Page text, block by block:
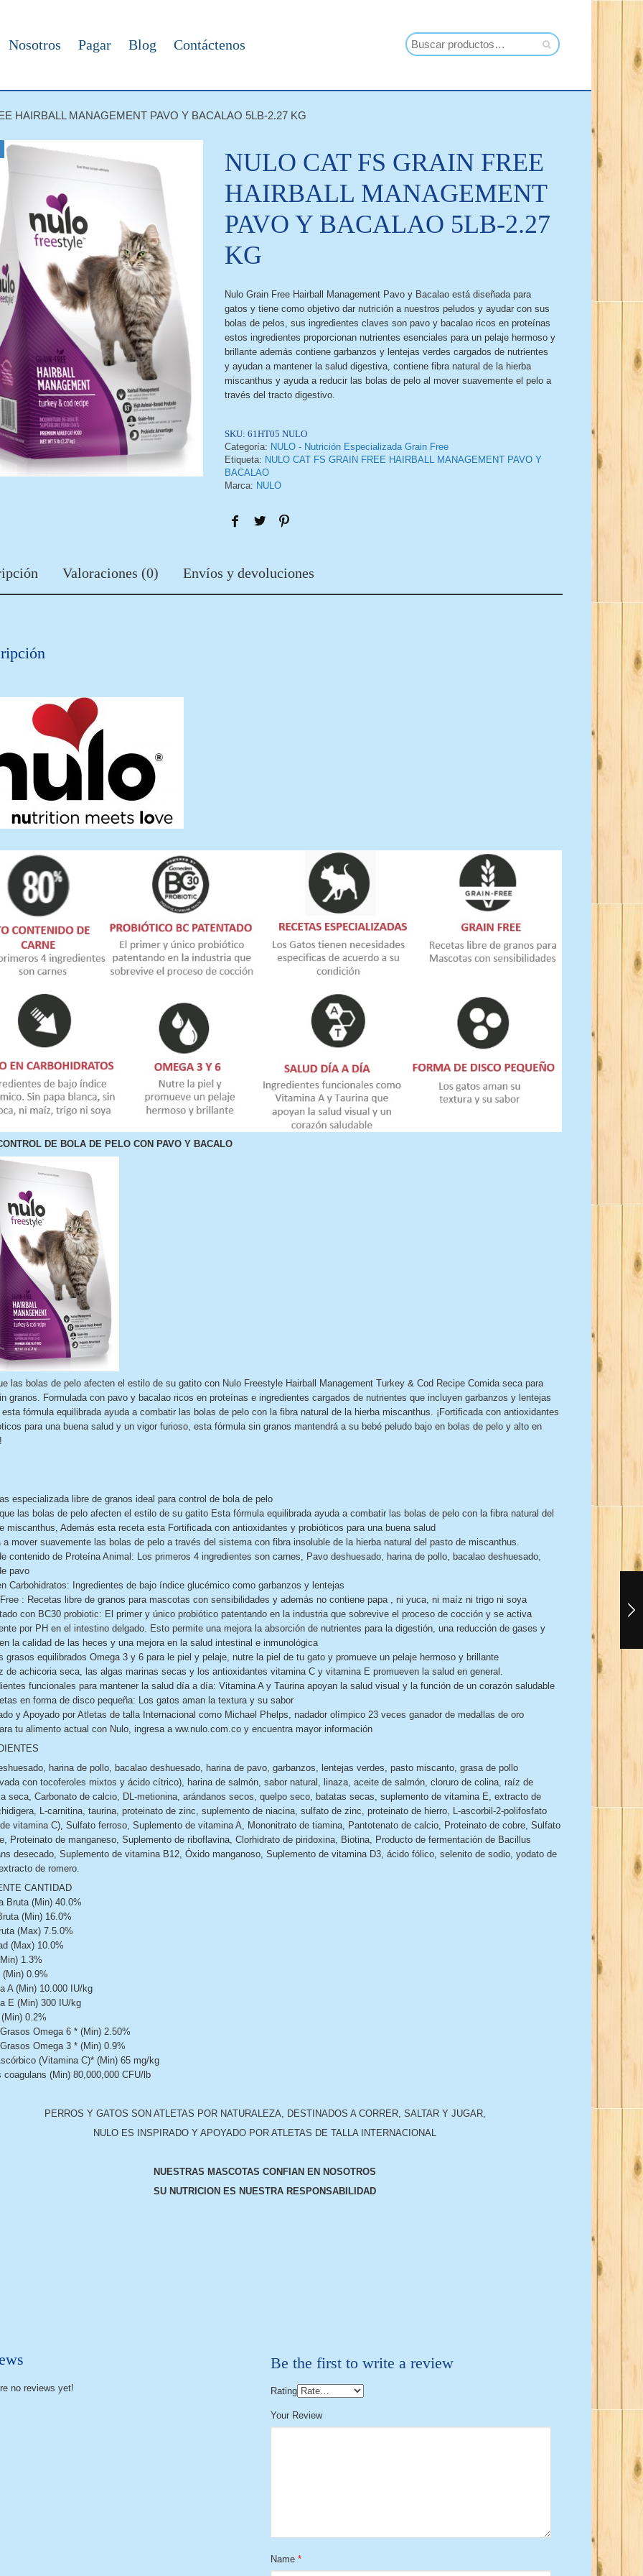
Nosotros Pagar Blog Contáctenos
HAIRBALL MANAGEMENT PAVO Y BACALAO 5LB-2.27 KG
NULO CAT FS GRAIN FREE
HAIRBALL MANAGEMENT
PAVO Y BACALAO 5LB-2.27
KG
Nulo Grain Free Hairball Management Pavo y Bacalao está diseñada para
gatos y tiene como objetivo dar nutrición a nuestros peludos y ayudar con sus
bolas de pelos, sus ingredientes claves son pavo y bacalao ricos en proteínas
estos ingredientes proporcionan nutrientes esenciales para un pelaje hermoso y
brillante además contiene garbanzos y lentejas verdes cargados de nutrientes
y ayudan a mantener la salud digestiva, contiene fibra natural de la hierba
miscanthus y ayuda a reducir las bolas de pelo al mover suavemente el pelo a
través del tracto digestivo.
SKU: 61HT05 NULO
Categoría: NULO - Nutrición Especializada Grain Free
Etiqueta: NULO CAT FS GRAIN FREE HAIRBALL MANAGEMENT PAVO Y
BACALAO
Marca: NULO
Valoraciones (0) Envíos y devoluciones
DE BOLA DE PELO CON PAVO Y BACALO
las bolas de pelo afecten el estilo de su gatito con Nulo Freestyle Hairball Management Turkey & Cod Recipe Comida seca para
granos. Formulada con pavo y bacalao ricos en proteínas e ingredientes cargados de nutrientes que incluyen garbanzos y lentejas
fórmula equilibrada ayuda a combatir las bolas de pelo con la fibra natural de la hierba miscanthus. ¡Fortificada con antioxidantes
para una buena salud y un vigor furioso, esta fórmula sin granos mantendrá a su bebé peludo bajo en bolas de pelo y alto en
especializada libre de granos ideal para control de bola de pelo
las bolas de pelo afecten el estilo de su gatito Esta fórmula equilibrada ayuda a combatir las bolas de pelo con la fibra natural del
miscanthus, Además esta receta esta Fortificada con antioxidantes y probióticos para una buena salud
a mover suavemente las bolas de pelo a través del sistema con fibra insoluble de la hierba natural del pasto de miscanthus.
contenido de Proteína Animal: Los primeros 4 ingredientes son carnes, Pavo deshuesado, harina de pollo, bacalao deshuesado,
pavo
Carbohidratos: Ingredientes de bajo índice glucémico como garbanzos y lentejas
: Recetas libre de granos para mascotas con sensibilidades y además no contiene papa , ni yuca, ni maíz ni trigo ni soya
con BC30 probiotic: El primer y único probiótico patentando en la industria que sobrevive el proceso de cocción y se activa
por PH en el intestino delgado. Esto permite una mejora la absorción de nutrientes para la digestión, una reducción de gases y
la calidad de las heces y una mejora en la salud intestinal e inmunológica
grasos equilibrados Omega 3 y 6 para le piel y pelaje, nutre la piel de tu gato y promueve un pelaje hermoso y brillante
de achicoria seca, las algas marinas secas y los antioxidantes vitamina C y vitamina E promueven la salud en general.
funcionales para mantener la salud día a día: Vitamina A y Taurina apoyan la salud visual y la función de un corazón saludable
en forma de disco pequeña: Los gatos aman la textura y su sabor
y Apoyado por Atletas de talla Internacional como Michael Phelps, nadador olímpico 23 veces ganador de medallas de oro
tu alimento actual con Nulo, ingresa a ww.nulo.com.co y encuentra mayor información
harina de pollo, bacalao deshuesado, harina de pavo, garbanzos, lentejas verdes, pasto miscanto, grasa de pollo
con tocoferoles mixtos y ácido cítrico), harina de salmón, sabor natural, linaza, aceite de salmón, cloruro de colina, raíz de
seca, Carbonato de calcio, DL-metionina, arándanos secos, quelpo seco, batatas secas, suplemento de vitamina E, extracto de
L-carnitina, taurina, proteinato de zinc, suplemento de niacina, sulfato de zinc, proteinato de hierro, L-ascorbil-2-polifosfato
vitamina C), Sulfato ferroso, Suplemento de vitamina A, Mononitrato de tiamina, Pantotenato de calcio, Proteinato de cobre, Sulfato
Proteinato de manganeso, Suplemento de riboflavina, Clorhidrato de piridoxina, Biotina, Producto de fermentación de Bacillus
desecado, Suplemento de vitamina B12, Óxido manganoso, Suplemento de vitamina D3, ácido fólico, selenito de sodio, yodato de
de romero.
CANTIDAD
Bruta (Min) 40.0%
(Min) 16.0%
(Max) 7.5.0%
(Max) 10.0%
1.3%
0.9%
A (Min) 10.000 IU/kg
E (Min) 300 IU/kg
0.2%
Omega 6 * (Min) 2.50%
Omega 3 * (Min) 0.9%
(Vitamina C)* (Min) 65 mg/kg
coagulans (Min) 80,000,000 CFU/lb
PERROS Y GATOS SON ATLETAS POR NATURALEZA, DESTINADOS A CORRER, SALTAR Y JUGAR,
NULO ES INSPIRADO Y APOYADO POR ATLETAS DE TALLA INTERNACIONAL
NUESTRAS MASCOTAS CONFIAN EN NOSOTROS
SU NUTRICION ES NUESTRA RESPONSABILIDAD
no reviews yet!
Be the first to write a review
Rating
Your Review
Name *